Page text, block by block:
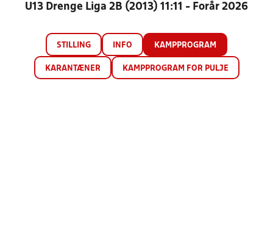
U13 Drenge Liga 2B (2013) 11:11 - Forår 2026
STILLING INFO KAMPPROGRAM
KARANTÆNER KAMPPROGRAM FOR PULJE